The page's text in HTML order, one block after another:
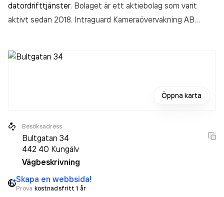
datordrifttjänster. Bolaget är ett aktiebolag som varit
aktivt sedan 2018. Intraguard Kameraövervakning AB
Öppna karta
Besöksadress
Bultgatan 34
442 40 Kungälv
Vägbeskrivning
Skapa en webbsida!
Prova kostnadsfritt 1 år